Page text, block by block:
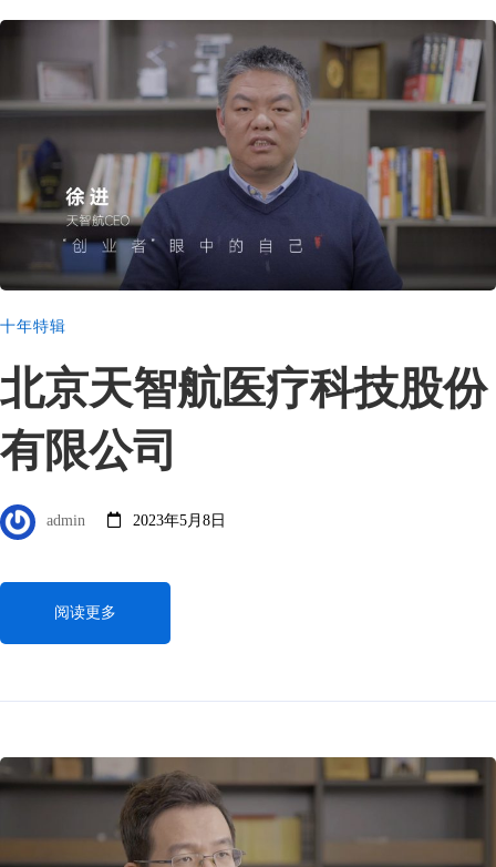
十年特辑
北京天智航医疗科技股份
有限公司
admin 2023年5月8日
阅读更多